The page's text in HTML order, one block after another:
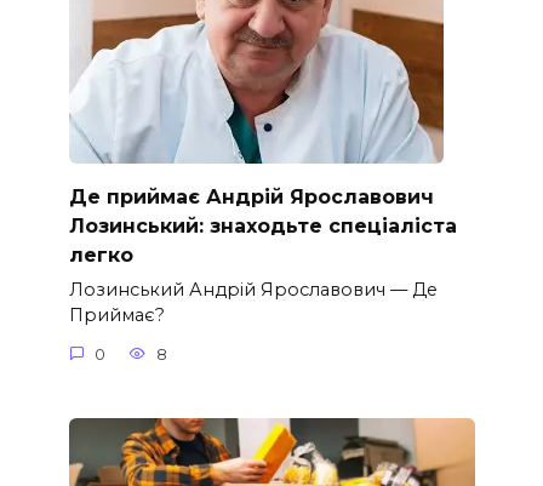
Де приймає Андрій Ярославович
Лозинський: знаходьте спеціаліста
легко
Лозинський Андрій Ярославович — Де
Приймає?
0 8